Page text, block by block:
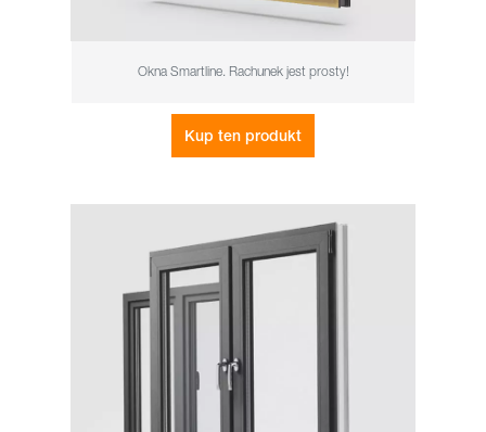
Okna Smartline. Rachunek jest prosty!
Kup ten produkt